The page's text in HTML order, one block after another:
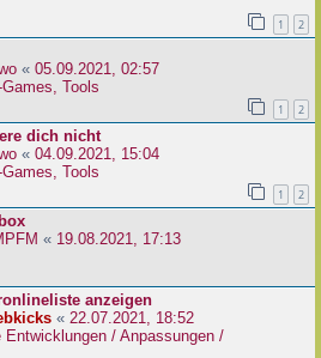
1 2
« 05.09.2021, 02:57
Tools
1 2
dich nicht
« 04.09.2021, 15:04
Tools
1 2
« 19.08.2021, 17:13
anzeigen
« 22.07.2021, 18:52
Entwicklungen / Anpassungen /